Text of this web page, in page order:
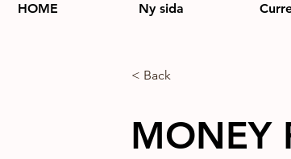
HOME Ny sida
< Back
MONEY